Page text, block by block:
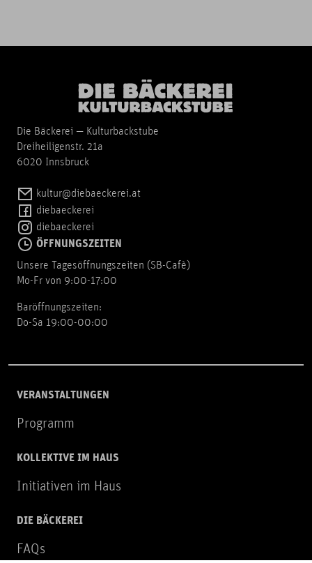
Die Bäckerei — Kulturbackstube
Dreiheiligenstr. 21a
6020 Innsbruck
kultur@diebaeckerei.at
diebaeckerei
diebaeckerei
ÖFFNUNGSZEITEN
Unsere Tagesöffnungszeiten (SB-Cafè)
Mo-Fr von 9:00-17:00
Baröffnungszeiten:
Do-Sa 19:00-00:00
VERANSTALTUNGEN
Programm
KOLLEKTIVE IM HAUS
Initiativen im Haus
DIE BÄCKEREI
FAQs